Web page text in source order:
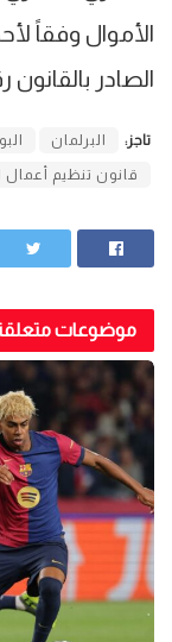
الأموال وفقاً
الصادر بالقانون رقم 80 لسنة
تاجز: البرلمان
قانون تنظيم أعمال
موضوعات